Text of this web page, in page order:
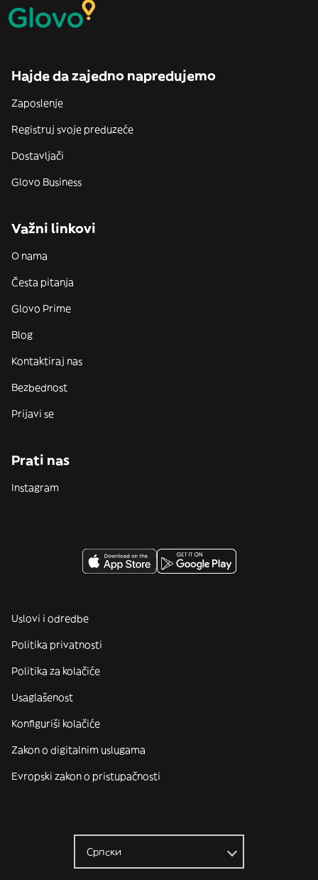
Hajde da zajedno napredujemo
Zaposlenje
Registruj svoje preduzeće
Dostavljači
Glovo Business
Važni linkovi
O nama
Česta pitanja
Glovo Prime
Blog
Kontaktiraj nas
Bezbednost
Prijavi se
Prati nas
Instagram
Uslovi i odredbe
Politika privatnosti
Politika za kolačiće
Usaglašenost
Konfiguriši kolačiće
Zakon o digitalnim uslugama
Evropski zakon o pristupačnosti